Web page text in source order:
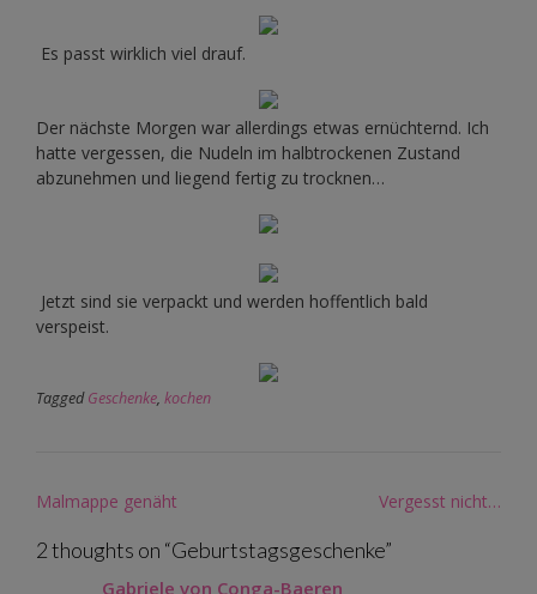
Es passt wirklich viel drauf.
Der nächste Morgen war allerdings etwas ernüchternd. Ich
hatte vergessen, die Nudeln im halbtrockenen Zustand
abzunehmen und liegend fertig zu trocknen…
Jetzt sind sie verpackt und werden hoffentlich bald
verspeist.
TaggedGeschenke, kochen
Post
Malmappe genäht Vergesst nicht…
2 thoughts on “Geburtstagsgeschenke”
Gabriele von Conga-Baeren